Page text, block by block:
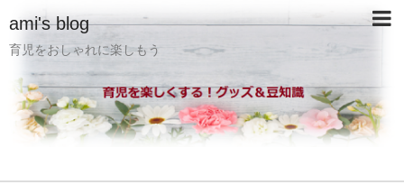
ami's blog
育児をおしゃれに楽しもう